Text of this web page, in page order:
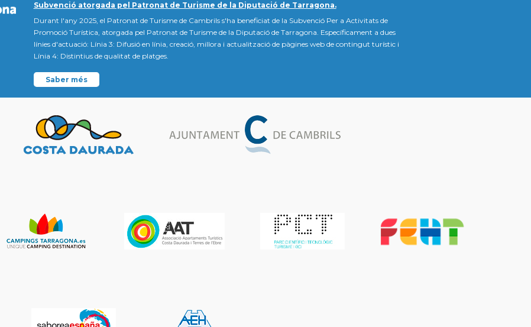
Subvenció atorgada pel Patronat de Turisme de la Diputació de Tarragona.
Durant l'any 2025, el Patronat de Turisme de Cambrils s'ha beneficiat de la Subvenció Per a Activitats de
Promoció Turística, atorgada pel Patronat de Turisme de la Diputació de Tarragona. Específicament a dues
línies d'actuació: Línia 3: Difusió en línia, creació, millora i actualització de pàgines web de contingut turístic i
Línia 4: Distintius de qualitat de platges.
Saber més